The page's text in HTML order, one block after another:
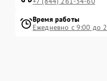
Время работы
Ежедневно с 9:00 до